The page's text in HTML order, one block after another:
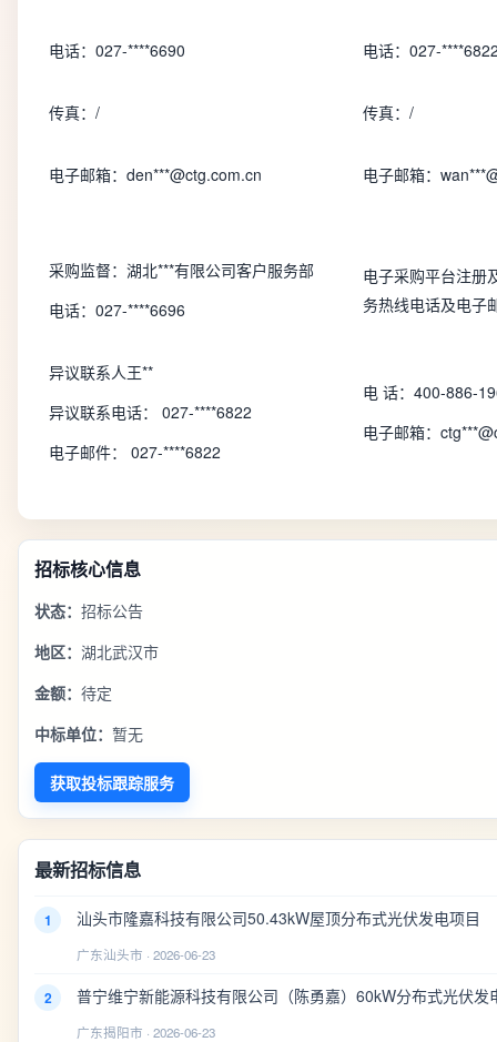
电话：027-****6690 电话：027-
传真：/ 传真：/
电子邮箱：den***@ctg.com.cn 电子邮箱：
采购监督：湖北***有限公司客户服务部
电话：027-****6696
电子采购平台注册
务热线电话及电子
异议联系人王**
异议联系电话： 027-****6822
电子邮件： 027-****6822
电 话：400-886-
电子邮箱：
招标核心信息
状态： 招标公告
地区： 湖北武汉市
金额： 待定
中标单位： 暂无
获取投标跟踪服务
最新招标信息
1 汕头市隆嘉科技有限公司50.43kW屋顶分布式光伏发电项目
广东汕头市 · 2026-06-23
2 普宁维宁新能源科技有限公司（陈勇嘉）60kW分布式光伏发
广东揭阳市 · 2026-06-23